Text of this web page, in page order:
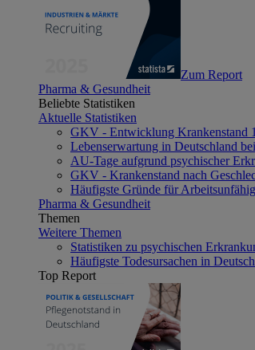
Zum Report
Pharma & Gesundheit
Beliebte Statistiken
Aktuelle Statistiken
GKV - Entwicklung Krankenstand
Lebenserwartung in Deutschland
AU-Tage aufgrund psychischer
GKV - Krankenstand nach
Häufigste Gründe für
Pharma & Gesundheit
Themen
Weitere Themen
Statistiken zu psychischen
Häufigste Todesursachen in
Top Report